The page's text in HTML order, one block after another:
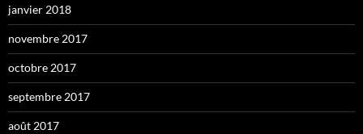
janvier 2018
novembre 2017
octobre 2017
septembre 2017
août 2017